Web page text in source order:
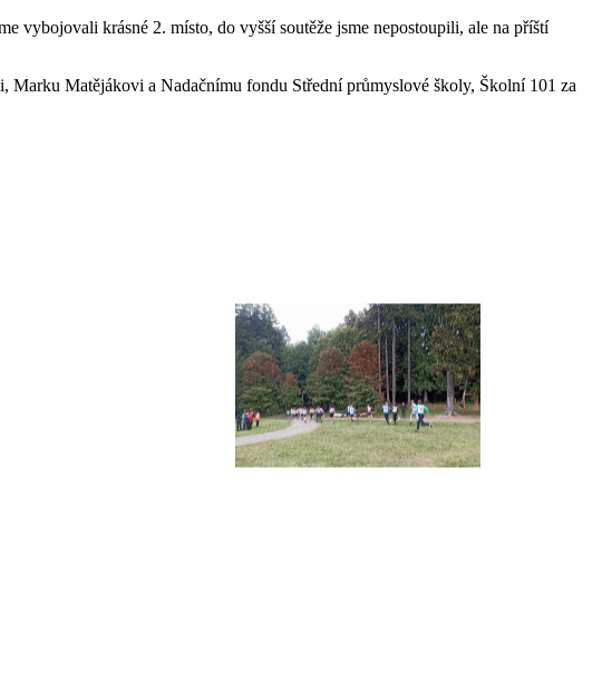
vybojovali krásné 2. místo, do vyšší soutěže jsme nepostoupili, ale na příští
Matějákovi a Nadačnímu fondu Střední průmyslové školy, Školní 101 za